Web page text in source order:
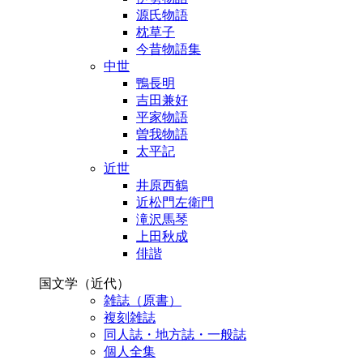
源氏物語
枕草子
今昔物語集
中世
鴨長明
吉田兼好
平家物語
曽我物語
太平記
近世
井原西鶴
近松門左衛門
滝沢馬琴
上田秋成
俳諧
国文学（近代）
雑誌（原書）
複刻雑誌
同人誌・地方誌・一般誌
個人全集